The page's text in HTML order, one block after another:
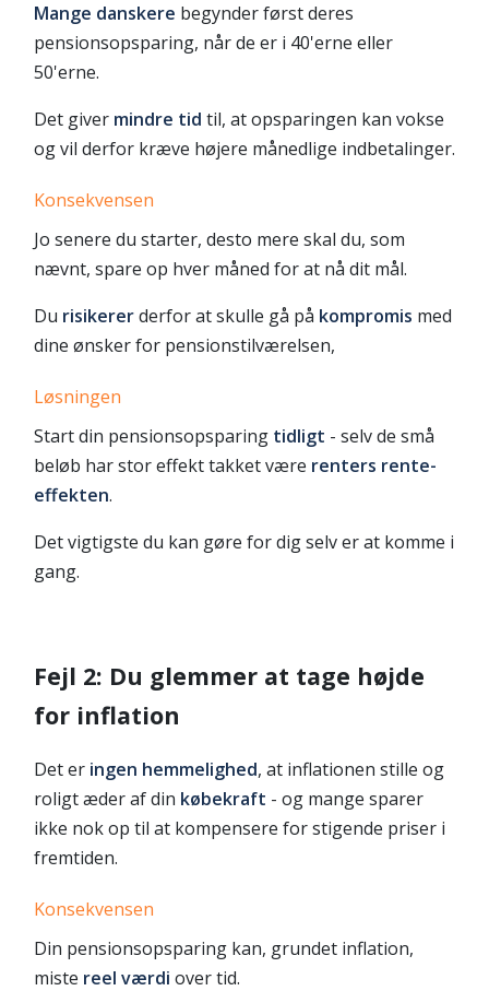
Mange danskere begynder først deres
pensionsopsparing, når de er i 40'erne eller
50'erne.
Det giver mindre tid til, at opsparingen kan vokse
og vil derfor kræve højere månedlige indbetalinger.
Konsekvensen
Jo senere du starter, desto mere skal du, som
nævnt, spare op hver måned for at nå dit mål.
Du risikererderfor at skulle gå på kompromis med
dine ønsker for pensionstilværelsen,
Løsningen
Start din pensionsopsparing tidligt - selv de små
beløb har stor effekt takket være renters rente-
effekten.
Det vigtigste du kan gøre for dig selv er at komme i
gang.
Fejl 2: Du glemmer at tage højde
for inflation
Det er ingen hemmelighed, at inflationen stille og
roligt æder af din købekraft - og mange sparer
ikke nok op til at kompensere for stigende priser i
fremtiden.
Konsekvensen
Din pensionsopsparing kan, grundet inflation,
miste reel værdi over tid.